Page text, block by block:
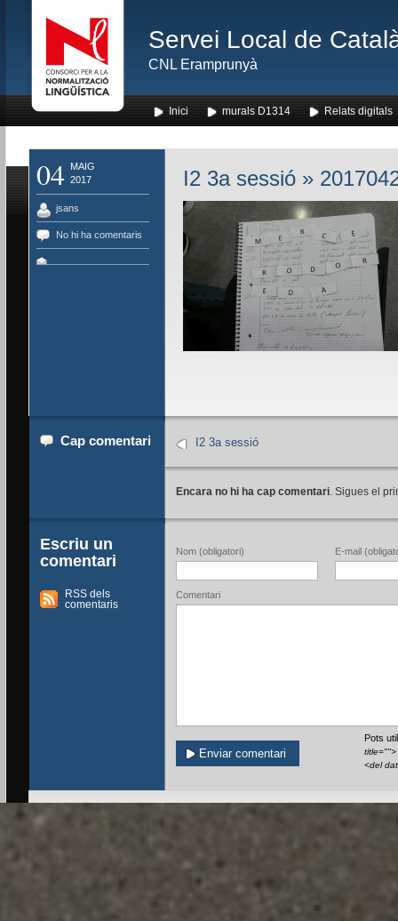
Servei Local de
CNL Eramprunyà
Inici murals D1314 Relats digitals
04
MAIG
2017
jsans
No hi ha comentaris
I2 3a sessió»
Cap comentari I2 3a sessió
Encara no hi ha cap comentari. Sigues el
Escriu un
comentari
RSS dels
comentaris
Nom (obligatori) E-mail
Comentari
Pots
<del